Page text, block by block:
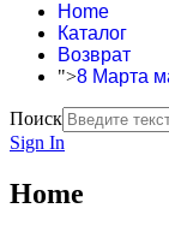
Home
Каталог
Возврат
">8 Марта
Поиск
Sign In
Home